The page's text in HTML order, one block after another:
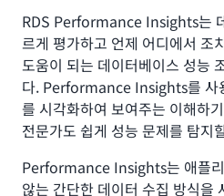
RDS Performance Insights는
르게 평가하고 언제 어디에서 조
도움이 되는 데이터베이스 성능
다. Performance Insights를 사
를 시각화하여 보여주는 이해하
전문가도 쉽게 성능 문제를 탐지
Performance Insights는 애플
않는 간단한 데이터 수집 방식을